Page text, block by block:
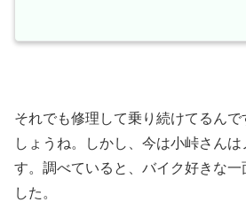
それでも修理して乗り続けてるん
しょうね。しかし、今は小峠さん
す。調べていると、バイク好きな一
した。